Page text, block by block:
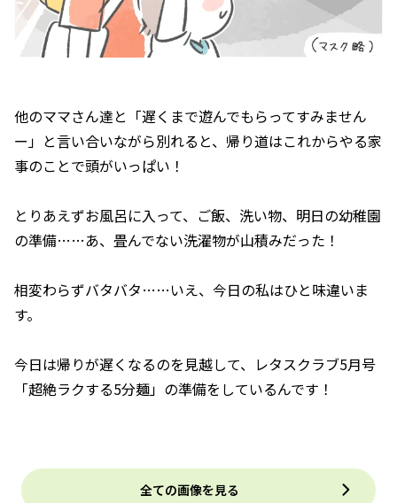
他のママさん達と「遅くまで遊んでもらってすみません
ー」と言い合いながら別れると、帰り道はこれからやる家
事のことで頭がいっぱい！
とりあえずお風呂に入って、ご飯、洗い物、明日の幼稚園
の準備……あ、畳んでない洗濯物が山積みだった！
相変わらずバタバタ……いえ、今日の私はひと味違いま
す。
今日は帰りが遅くなるのを見越して、レタスクラブ5月号
「超絶ラクする5分麺」の準備をしているんです！
全ての画像を見る